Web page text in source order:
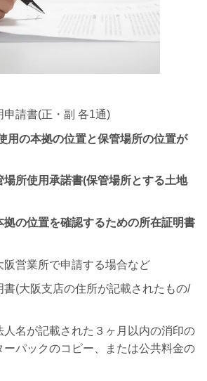
申請書(正・副 各1通)
用の本拠の位置と保管場所の位置が
場所使用承諾書(保管場所とする土地
拠の位置を確認するための所在証明書
阪営業所で申請する場合など
書(大阪支店の住所が記載されたもの/
人名が記載された３ヶ月以内の消印の
ーパックのコピー、または公共料金の